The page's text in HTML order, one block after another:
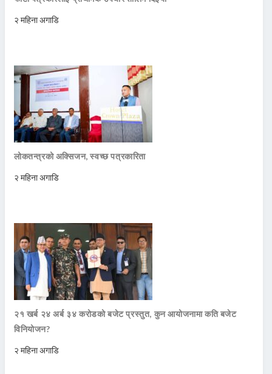
२ महिना अगाडि
लोकतन्त्रको अक्सिजन, स्वच्छ पत्रकारिता
२ महिना अगाडि
२१ खर्ब २४ अर्ब ३४ करोडको बजेट प्रस्तुत, कुन आयोजनामा कति बजेट
विनियोजन?
२ महिना अगाडि